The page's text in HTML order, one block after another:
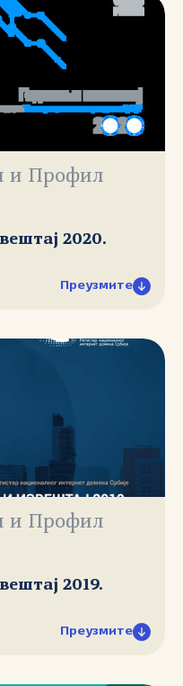
и Профил
2020.
Преузмите
и Профил
2019.
Преузмите